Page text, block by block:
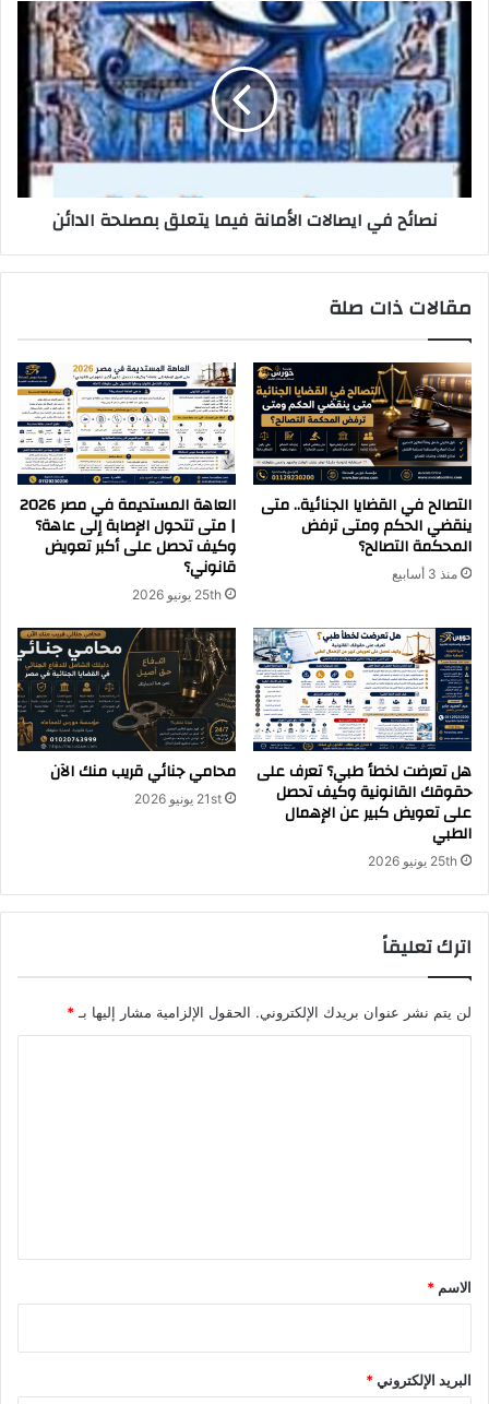
نصائح
في
ايصالات
الأمانة
فيما
يتعلق
بمصلحة
الدائن
نصائح في ايصالات الأمانة فيما يتعلق بمصلحة الدائن
مقالات ذات صلة
التصالح في القضايا الجنائية.. متى
ينقضي الحكم ومتى ترفض
المحكمة التصالح؟
منذ 3 أسابيع
العاهة المستديمة في مصر 2026
| متى تتحول الإصابة إلى عاهة؟
وكيف تحصل على أكبر تعويض
قانوني؟
25th يونيو 2026
هل تعرضت لخطأ طبي؟ تعرف على
حقوقك القانونية وكيف تحصل
على تعويض كبير عن الإهمال
الطبي
25th يونيو 2026
محامي جنائي قريب منك الآن
21st يونيو 2026
اترك تعليقاً
لن يتم نشر عنوان بريدك الإلكتروني. الحقول الإلزامية مشار إليها بـ*
*
الاسم *
البريد الإلكتروني*